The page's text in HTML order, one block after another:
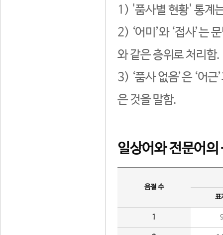
1) '품사별 현황' 통계
2) ‘어미’와 ‘접사’는
와 같은 층위로 처리함.
3) ‘품사 없음’은 ‘어
은 것을 말함.
일상어와 전문어의
음절 수
표
1